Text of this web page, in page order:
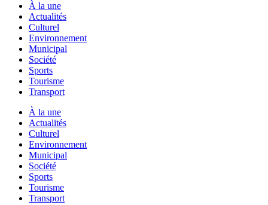
À la une
Actualités
Culturel
Environnement
Municipal
Société
Sports
Tourisme
Transport
À la une
Actualités
Culturel
Environnement
Municipal
Société
Sports
Tourisme
Transport